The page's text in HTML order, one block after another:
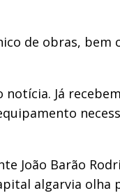
de obras, bem
notícia. Já
João Barão
algarvia olha